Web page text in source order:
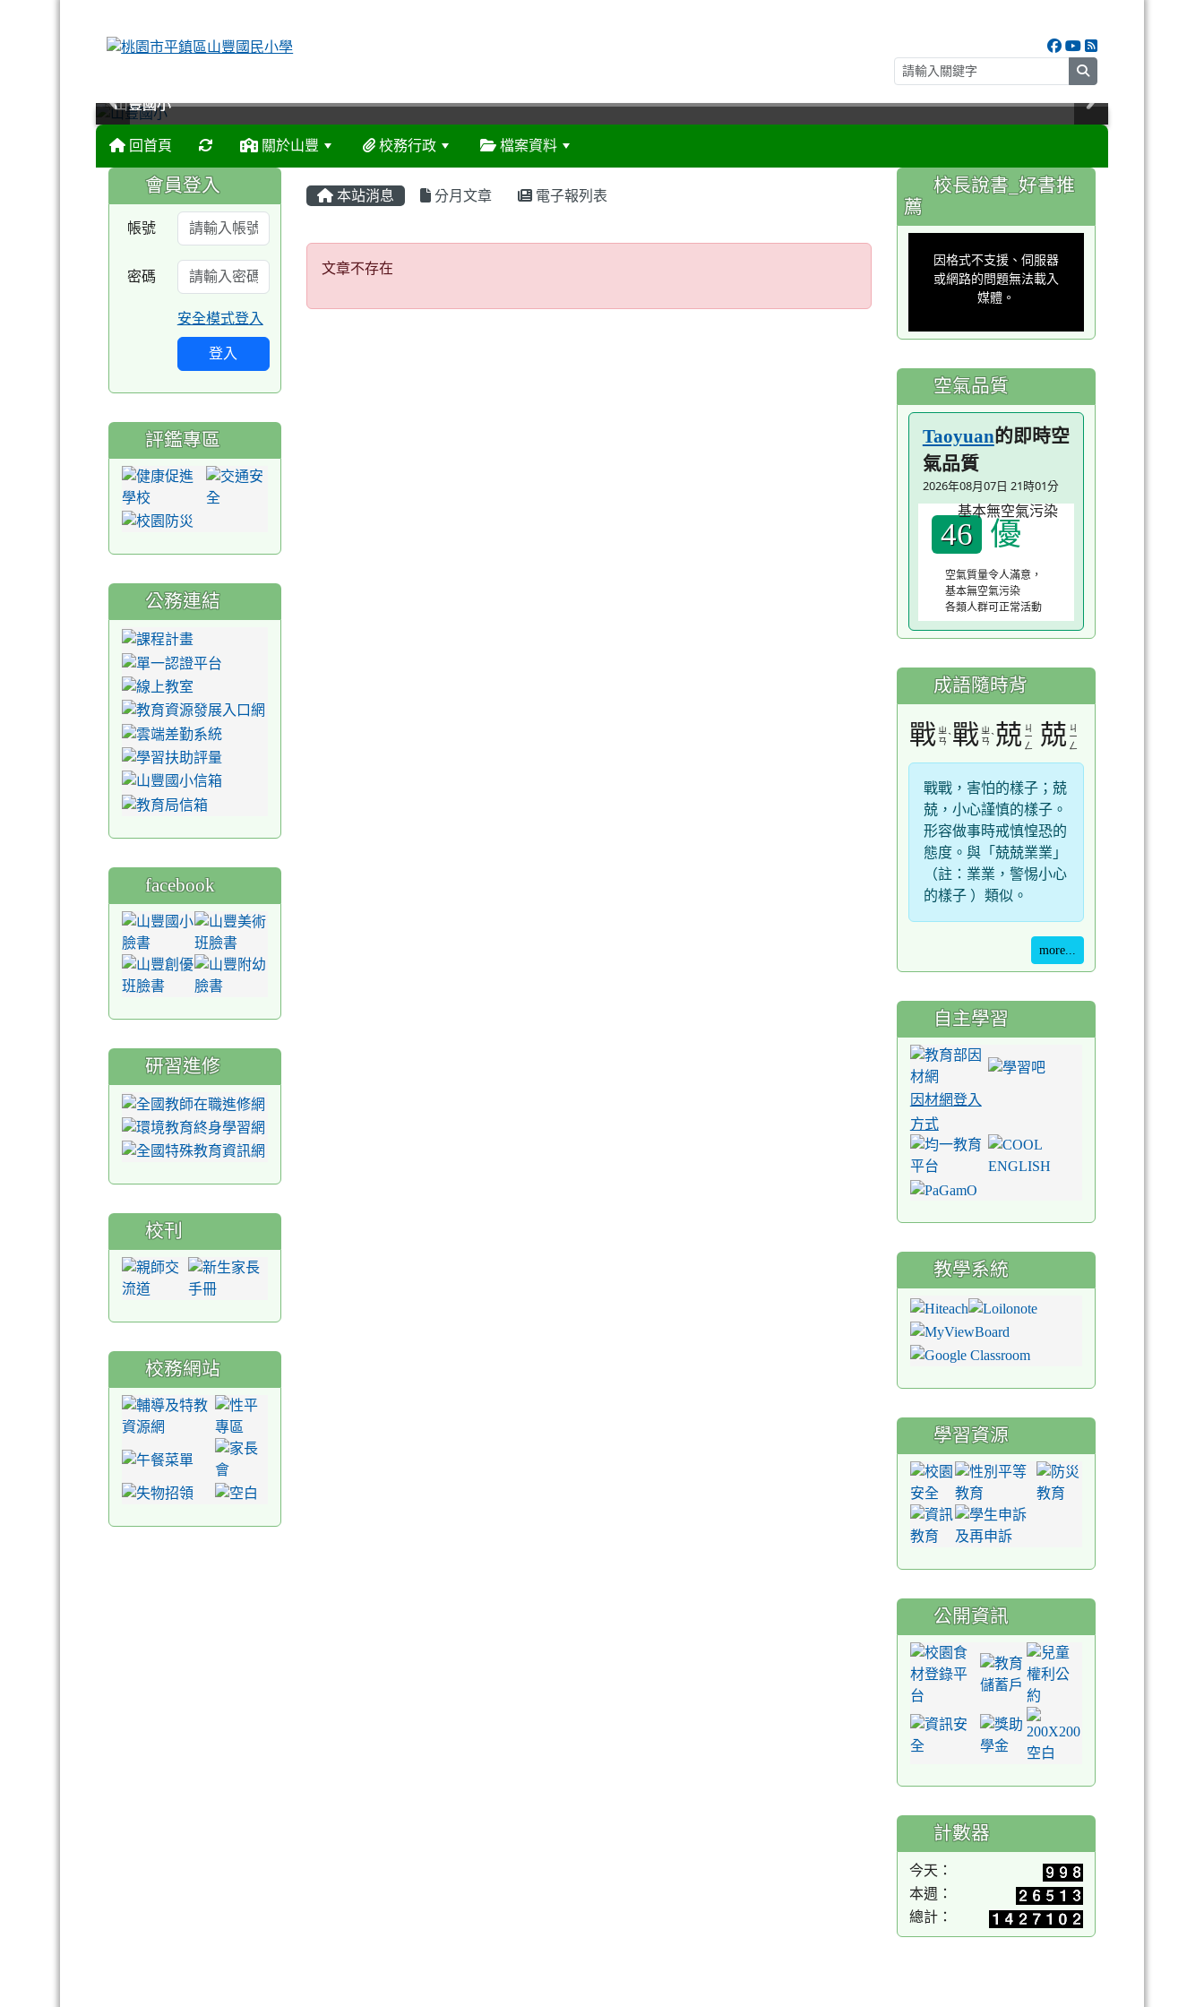
search
山豐國小
山豐國小
山豐國小
山豐國小
回首頁 關於山豐 校務行政 檔案資料
本站消息 分月文章 電子報列表
文章不存在
文章不存在
:::
會員登入
帳號
密碼
安全模式登入
登入
評鑑專區
公務連結
facebook
研習進修
校刊
校務網站
:::
校長說書_好書推
薦
window.
因格式不支援、伺服器
或網路的問題無法載入
媒體。
空氣品質
Taoyuan的即時空
氣品質
2026年08月07日 21時01分
46 優
空氣質量令人滿意，
基本無空氣污染
各類人群可正常活動
成語隨時背
戰 ㄓ
ㄢ ˋ戰 ㄓ
ㄢ ˋ兢 ㄐ
ㄧ
ㄥ
兢 ㄐ
ㄧ
ㄥ
戰戰，害怕的樣子；兢
兢，小心謹慎的樣子。
形容做事時戒慎惶恐的
態度。與「兢兢業業」
（註：業業，警惕小心
的樣子 ）類似。
more...
自主學習
因材網登入
方式
教學系統
學習資源
公開資訊
計數器
今天：
本週：
總計：